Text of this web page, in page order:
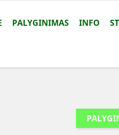
PALYGINIMAS INFO